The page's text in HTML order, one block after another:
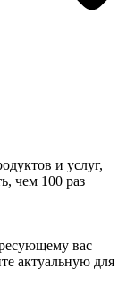
и услуг,
чем 100 раз
вас
актуальную для